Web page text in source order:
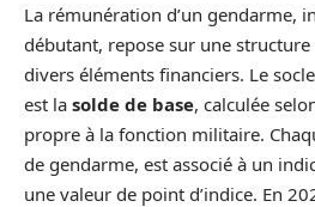
La rémunération d’un gendarme,
débutant, repose sur une
divers éléments financiers. Le
est la solde de base, calculée
propre à la fonction militaire.
de gendarme, est associé à un
une valeur de point d’indice. En